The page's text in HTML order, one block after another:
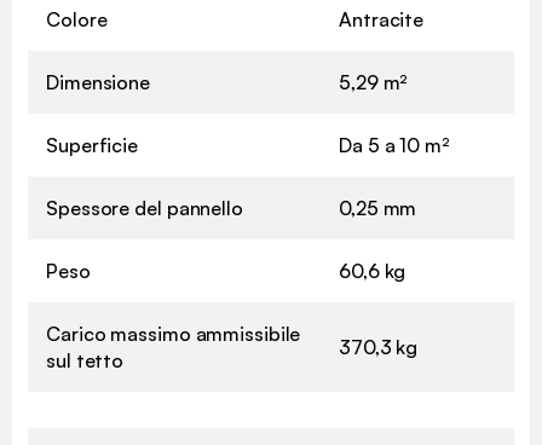
Colore Antracite
Dimensione 5,29 m²
Superficie Da 5 a 10 m²
Spessore del pannello 0,25 mm
Peso 60,6 kg
Carico massimo ammissibile
sul tetto
370,3 kg